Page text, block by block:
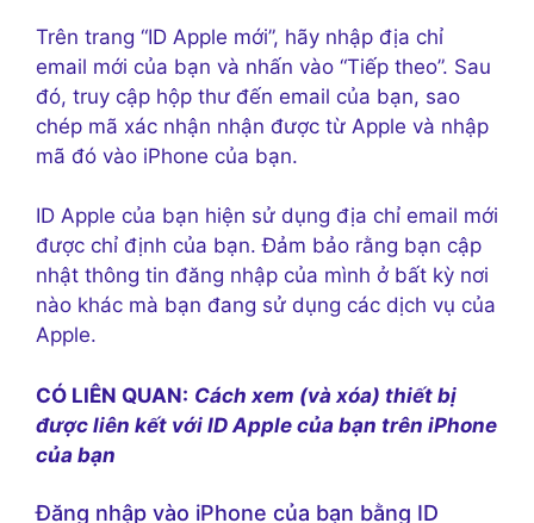
Trên trang “ID Apple mới”, hãy nhập địa chỉ
email mới của bạn và nhấn vào “Tiếp theo”. Sau
đó, truy cập hộp thư đến email của bạn, sao
chép mã xác nhận nhận được từ Apple và nhập
mã đó vào iPhone của bạn.
ID Apple của bạn hiện sử dụng địa chỉ email mới
được chỉ định của bạn. Đảm bảo rằng bạn cập
nhật thông tin đăng nhập của mình ở bất kỳ nơi
nào khác mà bạn đang sử dụng các dịch vụ của
Apple.
CÓ LIÊN QUAN: Cách xem (và xóa) thiết bị
được liên kết với ID Apple của bạn trên iPhone
của bạn
Đăng nhập vào iPhone của bạn bằng ID